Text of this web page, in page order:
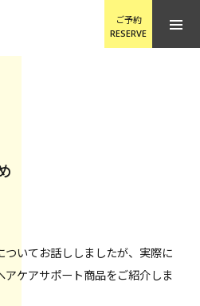
ご予約
RESERVE
いてお話ししましたが、実際に
ケアサポート商品をご紹介しま